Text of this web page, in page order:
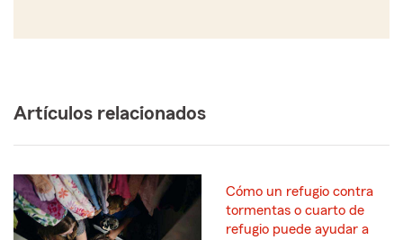
Artículos relacionados
Cómo un refugio contra
tormentas o cuarto de
refugio puede ayudar a